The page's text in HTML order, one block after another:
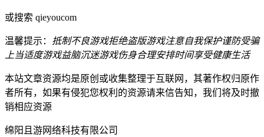
或搜索 qieyoucom
温馨提示： 抵制不良游戏拒绝盗版游戏注意自我保护谨防受骗
上当适度游戏益脑沉迷游戏伤身合理安排时间享受健康生活
本站文章资源均是原创或收集整理于互联网，其著作权归原作
者所有，如果有侵犯您权利的资源请来信告知，我们将及时撤
销相应资源
绵阳且游网络科技有限公司